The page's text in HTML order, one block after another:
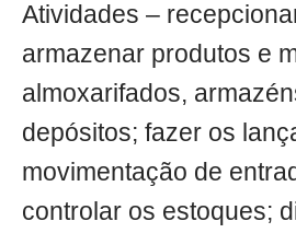
Atividades –
armazenar produtos e
almoxarifados,
depósitos; fazer os
movimentação de
controlar os estoques;